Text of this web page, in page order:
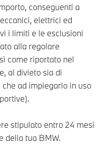
conseguenti a
elettrici ed
i limiti e le esclusioni
alla regolare
come riportato nel
al divieto sia di
ad impiegarlo in uso
stipulato entro 24 mesi
della tua BMW.